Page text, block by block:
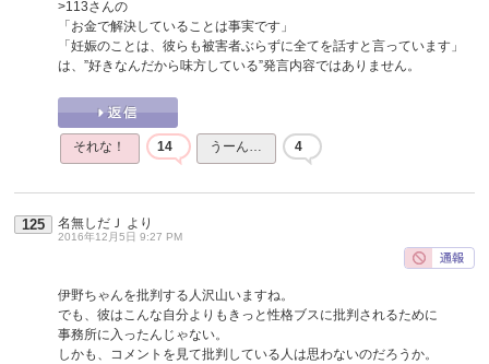
>113さんの
「お金で解決していることは事実です」
「妊娠のことは、彼らも被害者ぶらずに全てを話すと言っています」
は、”好きなんだから味方している”発言内容ではありません。
それな！ 14 うーん… 4
125 名無しだＪ より
2016年12月5日 9:27 PM
伊野ちゃんを批判する人沢山いますね。
でも、彼はこんな自分よりもきっと性格ブスに批判されるために
事務所に入ったんじゃない。
しかも、コメントを見て批判している人は思わないのだろうか。